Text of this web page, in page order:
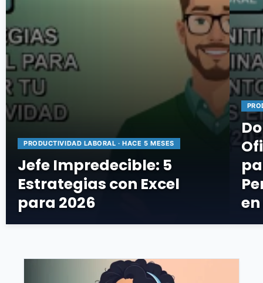
PRODUCTIVIDAD LABORAL · HACE 5 MESES
Jefe Impredecible: 5
Estrategias con Excel
para 2026